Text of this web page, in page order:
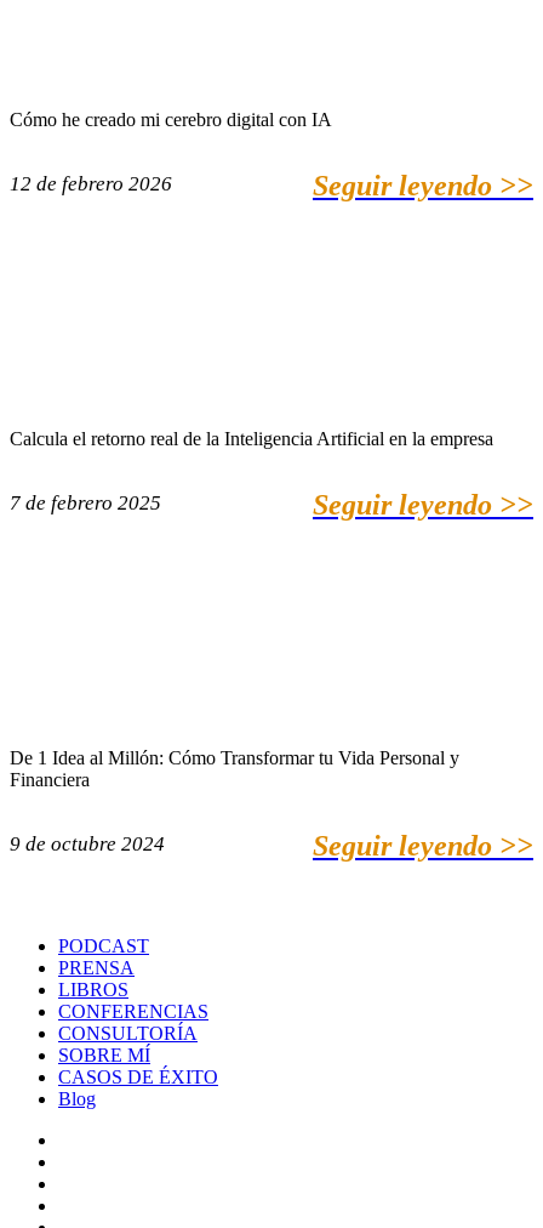
Cómo he creado mi cerebro digital con IA
12 de febrero 2026 Seguir leyendo >>
Calcula el retorno real de la Inteligencia Artificial en la empresa
7 de febrero 2025 Seguir leyendo >>
De 1 Idea al Millón: Cómo Transformar tu Vida Personal y
Financiera
9 de octubre 2024 Seguir leyendo >>
PODCAST
PRENSA
LIBROS
CONFERENCIAS
CONSULTORÍA
SOBRE MÍ
CASOS DE ÉXITO
Blog